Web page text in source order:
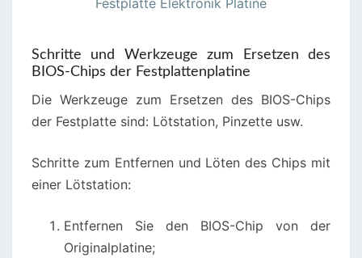
Schritte und Werkzeuge zum Ersetzen des
BIOS-Chips der Festplattenplatine
Die Werkzeuge zum Ersetzen des BIOS-Chips
der Festplatte sind: Lötstation, Pinzette usw.
Schritte zum Entfernen und Löten des Chips mit
einer Lötstation:
Entfernen Sie den BIOS-Chip von der
Originalplatine;